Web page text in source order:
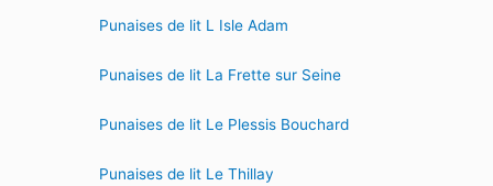
Punaises de lit L Isle Adam
Punaises de lit La Frette sur Seine
Punaises de lit Le Plessis Bouchard
Punaises de lit Le Thillay